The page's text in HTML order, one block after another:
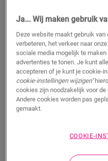
Eindprofiel - Black
PVC ACCESSOIRES EINDPROFIEL
Mooie afwerking
Voor je pvc-vloer
Ja... Wij maken gebruik
Deze website maakt gebruik
verbeteren, het verkeer naar
sociale media mogelijk te
advertenties te tonen. Je kunt
accepteren of je kunt je cookie-
cookie-instellingen wijzigen"
cookies zijn noodzakelijk voor
Andere cookies worden pas
gemaakt.
COOKIE-